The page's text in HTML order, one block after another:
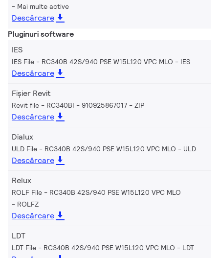
Mai multe active
Descărcare
Pluginuri software
IES
IES File - RC340B 42S/940 PSE W15L120 VPC MLO IES
Descărcare
Fișier Revit
Revit file - RC340BI - 910925867017 ZIP
Descărcare
Dialux
ULD File - RC340B 42S/940 PSE W15L120 VPC MLO ULD
Descărcare
Relux
ROLF File - RC340B 42S/940 PSE W15L120 VPC MLO
ROLFZ
Descărcare
LDT
LDT File - RC340B 42S/940 PSE W15L120 VPC MLO LDT